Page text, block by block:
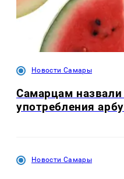
Новости Самары
Самарцам
употребления
Новости Самары